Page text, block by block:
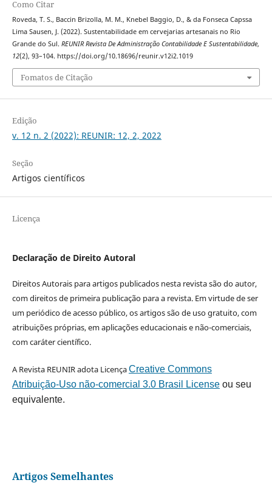
Como Citar
Roveda, T. S., Baccin Brizolla, M. M., Knebel Baggio, D., & da Fonseca Capssa
Lima Sausen, J. (2022). Sustentabilidade em cervejarias artesanais no Rio
Grande do Sul. REUNIR Revista De Administração Contabilidade E Sustentabilidade,
12(2), 93–104. https://doi.org/10.18696/reunir.v12i2.1019
Fomatos de Citação
Edição
v. 12 n. 2 (2022): REUNIR: 12, 2, 2022
Seção
Artigos científicos
Licença
Declaração de Direito Autoral
Direitos Autorais para artigos publicados nesta revista são do autor,
com direitos de primeira publicação para a revista. Em virtude de ser
um periódico de acesso público, os artigos são de uso gratuito, com
atribuições próprias, em aplicações educacionais e não-comerciais,
com caráter científico.
A Revista REUNIR adota LicençaCreative Commons
Atribuição-Uso não-comercial 3.0 Brasil Licenseou seu
equivalente.
Artigos Semelhantes